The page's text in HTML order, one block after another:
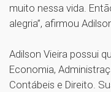
muito nessa vida.
alegria”, afirmou
Adilson Vieira possui
Economia,
Contábeis e Direito.